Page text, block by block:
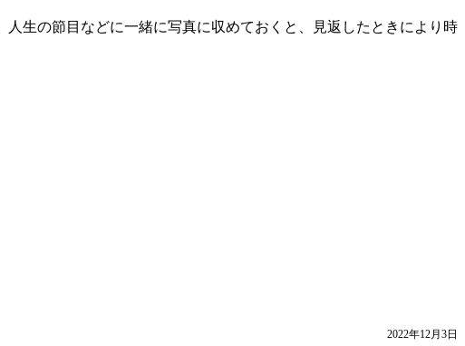
生の節目などに一緒に写真に収めておくと、見返したときにより時
2022年12月3日